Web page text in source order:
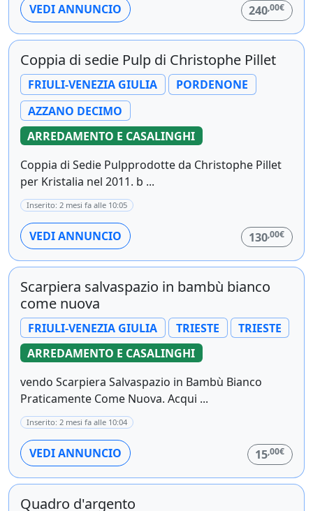
VEDI ANNUNCIO 240,00€
Coppia di sedie Pulp di Christophe Pillet
FRIULI-VENEZIA GIULIA
PORDENONE
AZZANO DECIMO
ARREDAMENTO E CASALINGHI
Coppia di Sedie Pulpprodotte da Christophe Pillet
per Kristalia nel 2011. b ...
Inserito: 2 mesi fa alle 10:05
VEDI ANNUNCIO 130,00€
Scarpiera salvaspazio in bambù bianco
come nuova
FRIULI-VENEZIA GIULIA TRIESTE
TRIESTE
ARREDAMENTO E CASALINGHI
vendo Scarpiera Salvaspazio in Bambù Bianco
Praticamente Come Nuova. Acqui ...
Inserito: 2 mesi fa alle 10:04
VEDI ANNUNCIO 15,00€
Quadro d'argento